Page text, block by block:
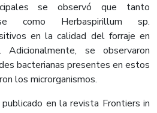
se observó que tanto
como Herbaspirillum sp.
en la calidad del forraje en
se observaron
bacterianas presentes en estos
los microrganismos.
en la revista Frontiers in